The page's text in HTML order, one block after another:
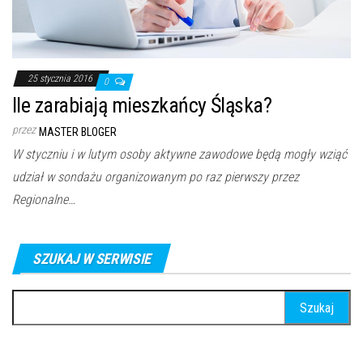
25 stycznia 2016 0
Ile zarabiają mieszkańcy Śląska?
przez MASTER BLOGER
W styczniu i w lutym osoby aktywne zawodowe będą mogły wziąć
udział w sondażu organizowanym po raz pierwszy przez
Regionalne…
SZUKAJ W SERWISIE